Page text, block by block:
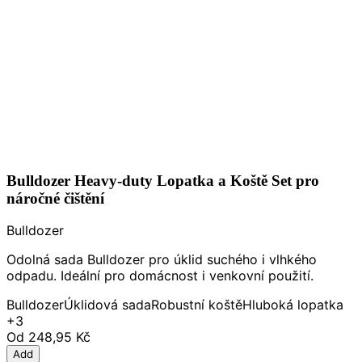
Bulldozer Heavy-duty Lopatka a Koště Set pro
náročné čištění
Bulldozer
Odolná sada Bulldozer pro úklid suchého i vlhkého
odpadu. Ideální pro domácnost i venkovní použití.
BulldozerÚklidová sadaRobustní koštěHluboká lopatka
+3
Od 248,95 Kč
Add